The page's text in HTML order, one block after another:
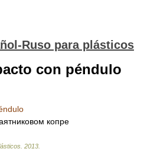
Ruso para plásticos
con péndulo
копре
2013